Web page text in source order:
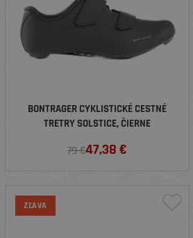
BONTRAGER CYKLISTICKÉ CESTNÉ
TRETRY SOLSTICE, ČIERNE
79 €47,38€
ZĽAVA